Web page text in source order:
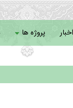
اخبار پروژه ها